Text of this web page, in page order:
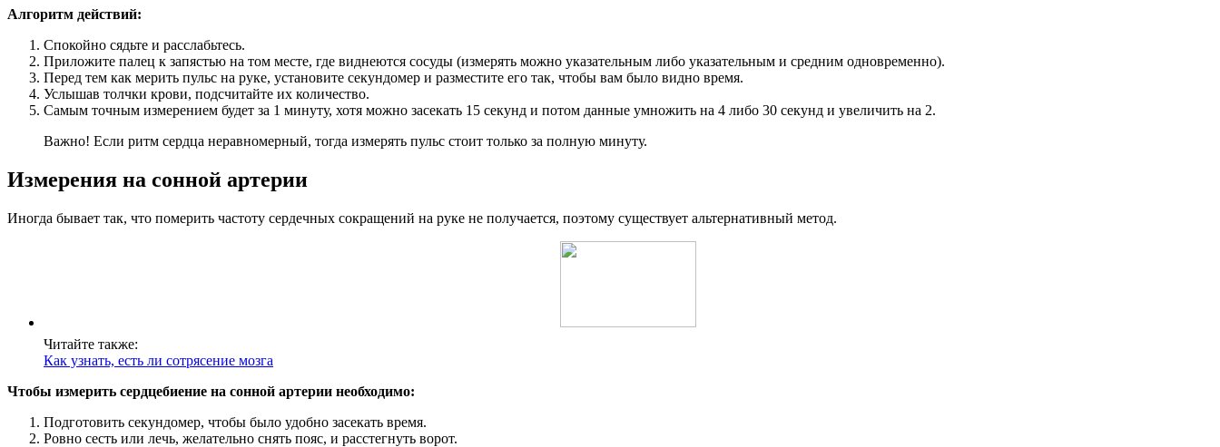
Алгоритм действий:
Спокойно сядьте и расслабьтесь.
Приложите палец к запястью на том месте, где виднеются сосуды (измерять можно указательным либо указательным и средним одновременно).
Перед тем как мерить пульс на руке, установите секундомер и разместите его так, чтобы вам было видно время.
Услышав толчки крови, подсчитайте их количество.
Самым точным измерением будет за 1 минуту, хотя можно засекать 15 секунд и потом данные умножить на 4 либо 30 секунд и увеличить на 2.
Важно! Если ритм сердца неравномерный, тогда измерять пульс стоит только за полную минуту.
Измерения на сонной артерии
Иногда бывает так, что померить частоту сердечных сокращений на руке не получается, поэтому существует альтернативный метод.
Читайте также:
Как узнать, есть ли сотрясение мозга
Чтобы измерить сердцебиение на сонной артерии необходимо:
Подготовить секундомер, чтобы было удобно засекать время.
Ровно сесть или лечь, желательно снять пояс, и расстегнуть ворот.